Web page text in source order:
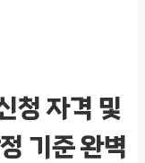
청 자격 및
기준 완벽